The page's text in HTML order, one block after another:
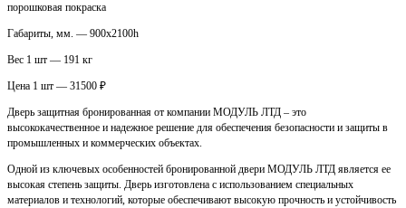
порошковая покраска
Габариты, мм. — 900х2100h
Вес 1 шт — 191 кг
Цена 1 шт — 31500 ₽
Дверь защитная бронированная от компании МОДУЛЬ ЛТД – это
высококачественное и надежное решение для обеспечения безопасности и защиты в
промышленных и коммерческих объектах.
Одной из ключевых особенностей бронированной двери МОДУЛЬ ЛТД является ее
высокая степень защиты. Дверь изготовлена с использованием специальных
материалов и технологий, которые обеспечивают высокую прочность и устойчивость